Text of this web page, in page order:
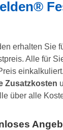
erhalten Sie
Alle für
Zusatzkosten
über alle